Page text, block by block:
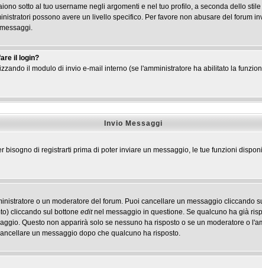
sotto al tuo username negli argomenti e nel tuo profilo, a seconda dello
possono avere un livello specifico. Per favore non abusare del forum
il login?
il modulo di invio e-mail interno (se l'amministratore ha abilitato la
Invio Messaggi
bisogno di registrarti prima di poter inviare un messaggio, le tue funzioni
o un moderatore del forum. Puoi cancellare un messaggio cliccando
cliccando sul bottone editnel messaggio in questione. Se qualcuno ha già
Questo non apparirà solo se nessuno ha risposto o se un moderatore o
un messaggio dopo che qualcuno ha risposto.